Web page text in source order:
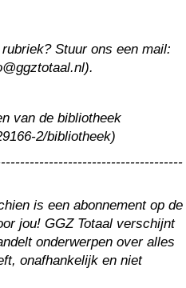
Stuur ons een mail:
van de bibliotheek
2/bibliotheek)
is een abonnement op de
jou! GGZ Totaal verschijnt
onderwerpen over alles
onafhankelijk en niet